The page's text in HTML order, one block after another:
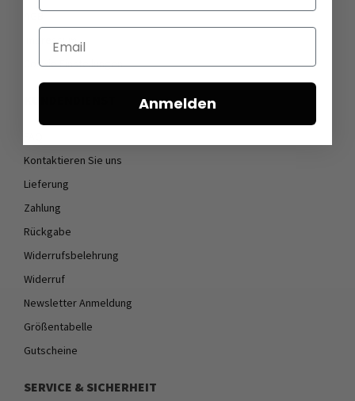
AGB
Cookie Einstellungen
Kontaktieren Sie uns
Lieferung
Zahlung
Rückgabe
Widerrufsbelehrung
Widerruf
Newsletter Anmeldung
Größentabelle
Gutscheine
SERVICE & SICHERHEIT
Email
Anmelden